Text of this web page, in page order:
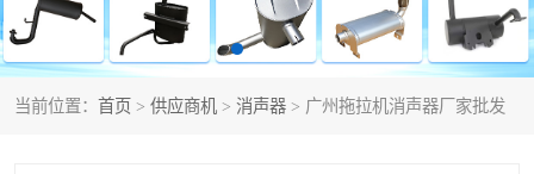
当前位置： 首页 > 供应商机 > 消声器 > 广州拖拉机消声器厂家批发